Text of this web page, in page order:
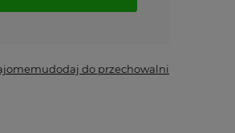
dodaj do przechowalni